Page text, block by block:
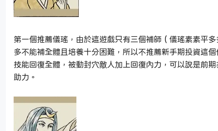
第一個推薦儀瑤，由於這遊戲只有三個補師（儀瑤素素平
多不能補全體且培養十分困難，所以不推薦新手期投資這
技能回復全體，被動封穴敵人加上回復內力，可以說是前
助力。